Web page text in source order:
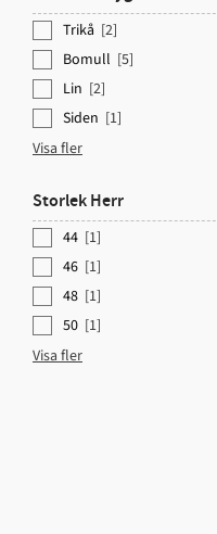
Trikå 2
Bomull 5
Lin 2
Siden 1
Visa fler
Storlek Herr
44 1
46 1
48 1
50 1
Visa fler